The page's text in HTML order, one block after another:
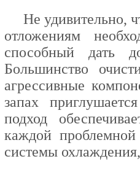
Не удивительно,
отложениям
способный дать
Большинство
агрессивные
запах
подход
каждой
системы